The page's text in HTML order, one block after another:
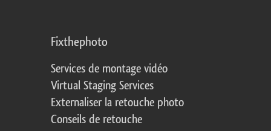
Fixthephoto
Services de montage vidéo
Virtual Staging Services
Externaliser la retouche photo
Conseils de retouche